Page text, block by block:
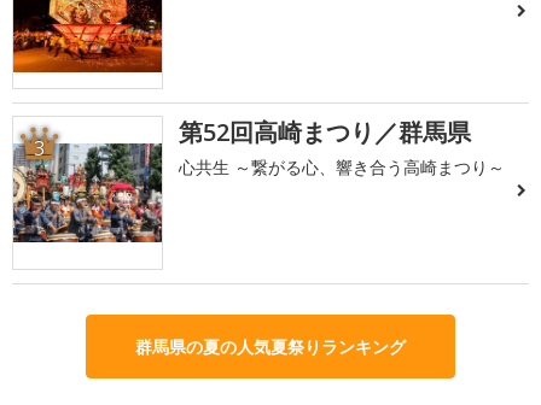
3 第52回高崎まつり／群馬県
心共生 ～繋がる心、響き合う高崎まつり～
群馬県の夏の人気夏祭りランキング